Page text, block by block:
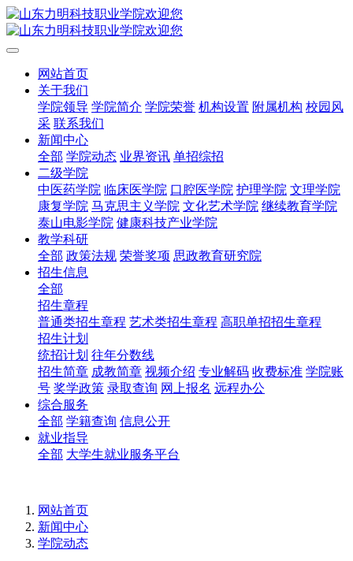
网站首页
关于我们
学院领导 学院简介 学院荣誉 机构设置 附属机构 校园风
采 联系我们
新闻中心
全部 学院动态 业界资讯 单招综招
二级学院
中医药学院 临床医学院 口腔医学院 护理学院 文理学院
康复学院 马克思主义学院 文化艺术学院 继续教育学院
泰山电影学院 健康科技产业学院
教学科研
全部 政策法规 荣誉奖项 思政教育研究院
招生信息
全部
招生章程
普通类招生章程 艺术类招生章程 高职单招招生章程
招生计划
统招计划 往年分数线
招生简章 成教简章 视频介绍 专业解码 收费标准 学院账
号 奖学政策 录取查询 网上报名 远程办公
综合服务
全部 学籍查询 信息公开
就业指导
全部 大学生就业服务平台
网站首页
新闻中心
学院动态